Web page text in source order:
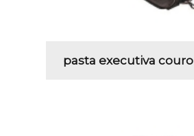
pasta executiva